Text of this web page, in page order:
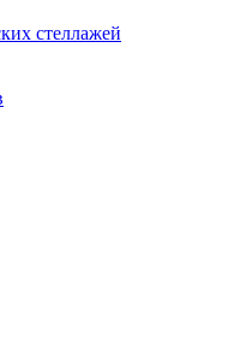
стеллажей